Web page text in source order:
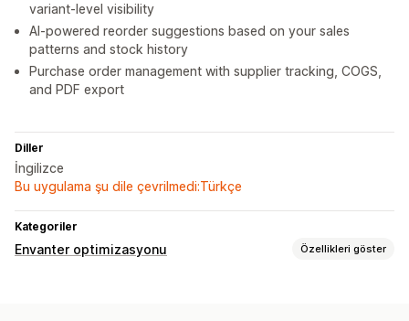
variant-level visibility
AI-powered reorder suggestions based on your sales
patterns and stock history
Purchase order management with supplier tracking, COGS,
and PDF export
Diller
İngilizce
Bu uygulama şu dile çevrilmedi:Türkçe
Kategoriler
Envanter optimizasyonu Özellikleri göster